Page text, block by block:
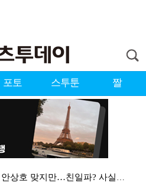
포토 스투툰 짤
하영 측 "증조부 안상호 맞지만…친일파? 사실무근" […